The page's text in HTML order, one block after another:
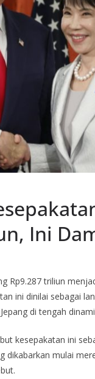
Ini
Rp9.287 triliun
ini dinilai sebagai
di tengah
kesepakatan ini
dikabarkan mulai